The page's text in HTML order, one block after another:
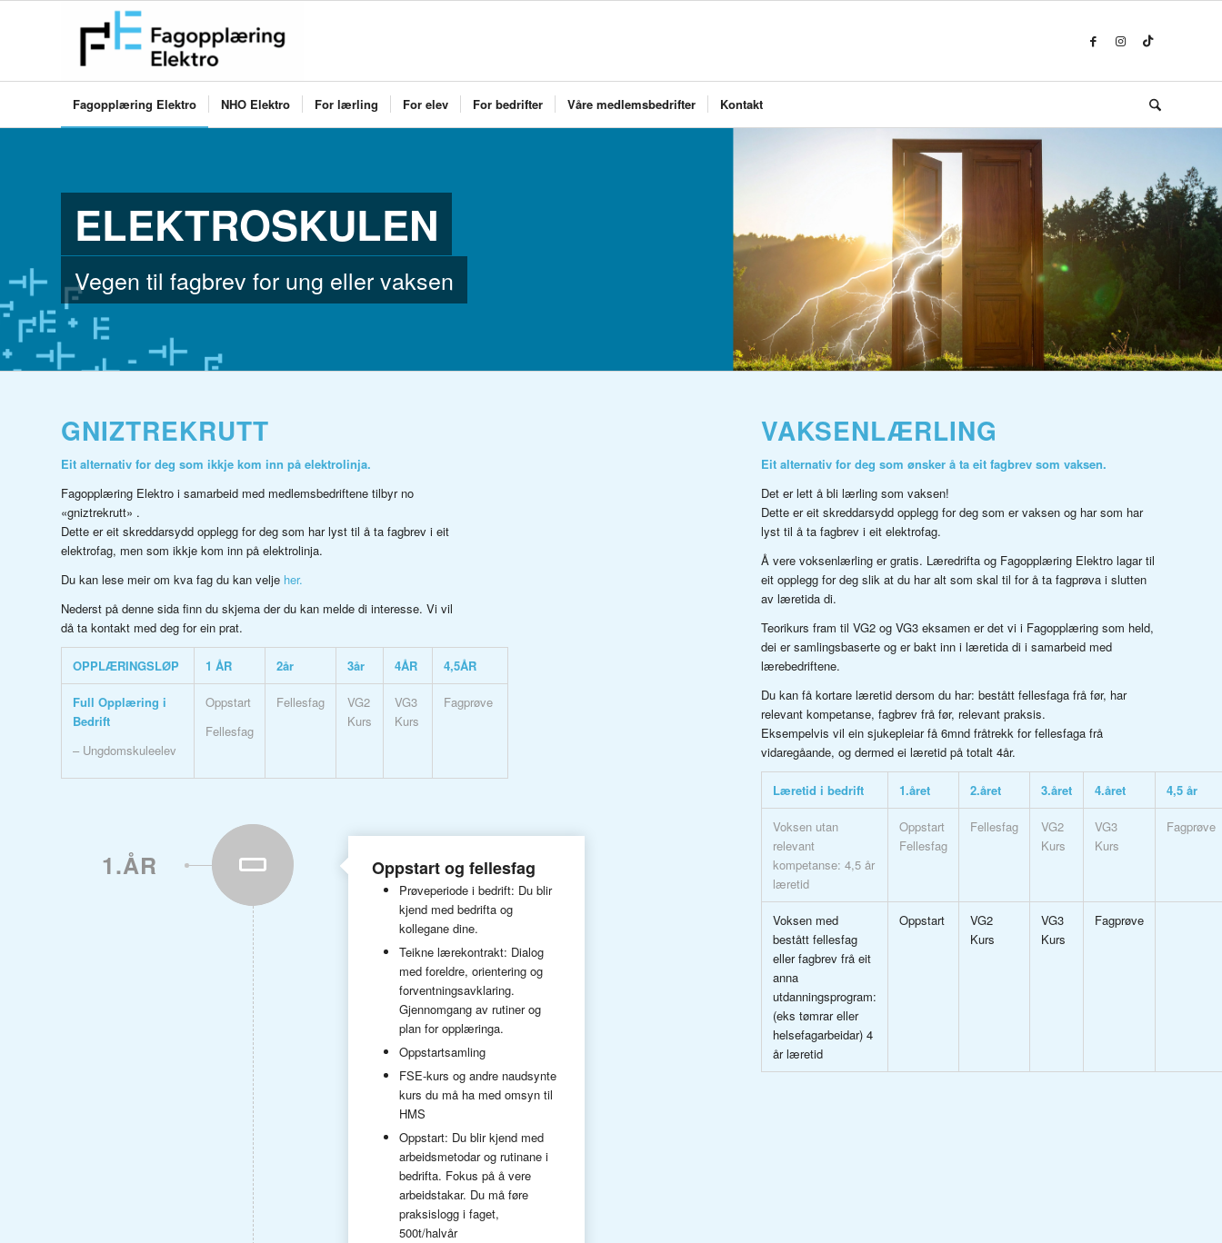
Fagopplæring Elektro NHO Elektro For lærling For elev For bedrifter Våre medlemsbedrifter Kontakt
ELEKTROSKULEN
Vegen til fagbrev for ung eller vaksen
GNIZTREKRUTT
Eit alternativ for deg som ikkje kom inn på elektrolinja.
Fagopplæring Elektro i samarbeid med medlemsbedriftene tilbyr no
«gniztrekrutt» .
Dette er eit skreddarsydd opplegg for deg som har lyst til å ta fagbrev i eit
elektrofag, men som ikkje kom inn på elektrolinja.
Du kan lese meir om kva fag du kan velje her.
Nederst på denne sida finn du skjema der du kan melde di interesse. Vi vil
då ta kontakt med deg for ein prat.
OPPLÆRINGSLØP 1 ÅR 2år 3år 4ÅR 4,5ÅR
Full Opplæring i
Bedrift
– Ungdomskuleelev
Oppstart
Fellesfag
Fellesfag
VG2
Kurs
VG3
Kurs
Fagprøve
1.ÅR Oppstart og fellesfag
Prøveperiode i bedrift: Du blir
kjend med bedrifta og
kollegane dine.
Teikne lærekontrakt: Dialog
med foreldre, orientering og
forventningsavklaring.
Gjennomgang av rutiner og
plan for opplæringa.
Oppstartsamling
FSE-kurs og andre naudsynte
kurs du må ha med omsyn til
HMS
Oppstart: Du blir kjend med
arbeidsmetodar og rutinane i
bedrifta. Fokus på å vere
arbeidstakar. Du må føre
praksislogg i faget,
500t/halvår
VAKSENLÆRLING
Eit alternativ for deg som ønsker å ta eit fagbrev som vaksen.
Det er lett å bli lærling som vaksen!
Dette er eit skreddarsydd opplegg for deg som er vaksen og har som har
lyst til å ta fagbrev i eit elektrofag.
Å vere voksenlærling er gratis. Læredrifta og Fagopplæring Elektro lagar til
eit opplegg for deg slik at du har alt som skal til for å ta fagprøva i slutten
av læretida di.
Teorikurs fram til VG2 og VG3 eksamen er det vi i Fagopplæring som held,
dei er samlingsbaserte og er bakt inn i læretida di i samarbeid med
lærebedriftene.
Du kan få kortare læretid dersom du har: bestått fellesfaga frå før, har
relevant kompetanse, fagbrev frå før, relevant praksis.
Eksempelvis vil ein sjukepleiar få 6mnd fråtrekk for fellesfaga frå
vidaregåande, og dermed ei læretid på totalt 4år.
Læretid i bedrift 1.året 2.året 3.året 4.året 4,5 år
Voksen utan
relevant
kompetanse: 4,5 år
læretid
Oppstart
Fellesfag
Fellesfag
VG2
Kurs
VG3
Kurs
Fagprøve
Voksen med
bestått fellesfag
eller fagbrev frå eit
anna
utdanningsprogram:
(eks tømrar eller
helsefagarbeidar) 4
år læretid
Oppstart
VG2
Kurs
VG3
Kurs
Fagprøve